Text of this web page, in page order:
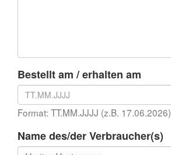
Bestellt am / erhalten am
Format: TT.MM.JJJJ (z.B. 17.06.2026)
Name des/der Verbraucher(s)